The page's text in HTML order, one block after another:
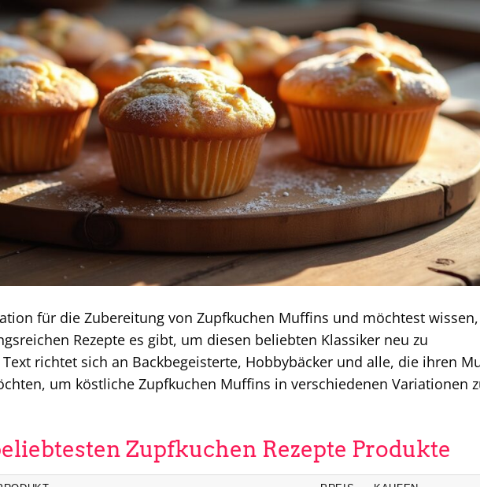
für die Zubereitung von Zupfkuchen Muffins und möchtest wissen,
Rezepte es gibt, um diesen beliebten Klassiker neu zu
richtet sich an Backbegeisterte, Hobbybäcker und alle, die ihren
um köstliche Zupfkuchen Muffins in verschiedenen Variationen
Zupfkuchen Rezepte Produkte